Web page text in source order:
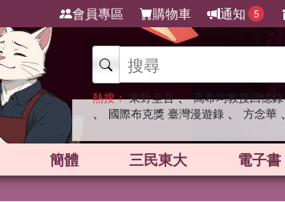
會員專區 購物車 通知 5
熱搜： 東野圭吾 、 高希均教授回憶錄
、 國際布克獎 臺灣漫遊錄 、 方念華 、
簡體 三民東大 電子書